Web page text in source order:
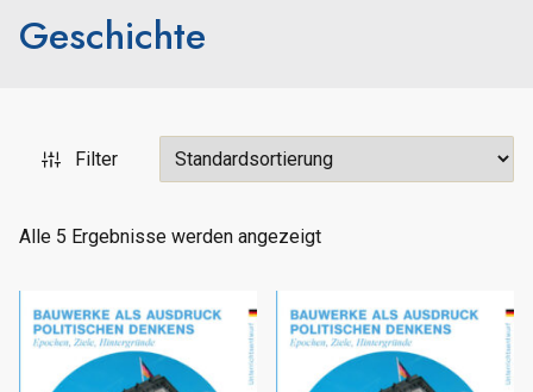
Geschichte
Filter
Alle 5 Ergebnisse werden angezeigt